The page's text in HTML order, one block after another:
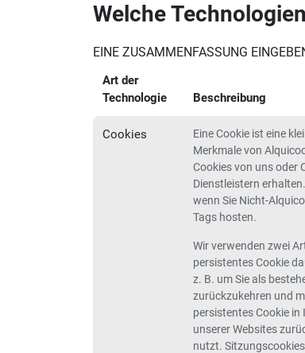
Welche
EINE ZUSAMMENFASSUNG
Art der
Technologie
Beschreibung
Cookies
Eine Cookie ist eine
Merkmale von
Cookies von uns oder
Dienstleistern
wenn Sie Nicht-
Tags hosten.
Wir verwenden zwei
persistentes Cookie
z. B. um Sie als
zurückzukehren und
persistentes Cookie in
unserer Websites
nutzt.